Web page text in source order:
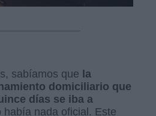
sabíamos que la
domiciliario que
días se iba a
había nada oficial. Este